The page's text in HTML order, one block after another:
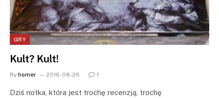
GRY
Kult? Kult!
By homer 2016-08-26 1
Dziś notka, która jest trochę recenzją, trochę